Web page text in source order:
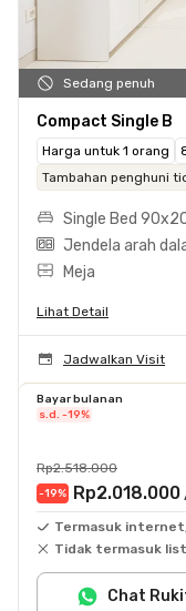
Sedang penuh
Compact Single B
Harga untuk 1 orang
Tambahan penghuni
Single Bed
Jendela arah
Meja
Lihat Detail
Jadwalkan Visit
Bayar bulanan
s.d. -19%
Rp2.518.000
-19% Rp2.018.000
Termasuk
Tidak termasuk
Chat